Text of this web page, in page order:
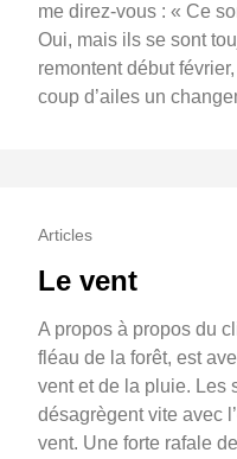
me direz-vous : « Ce
Oui, mais ils se sont
remontent début
coup d’ailes un
Articles
Le vent
A propos à propos du
fléau de la forêt, est
vent et de la pluie. Les
désagrègent vite avec
vent. Une forte rafale